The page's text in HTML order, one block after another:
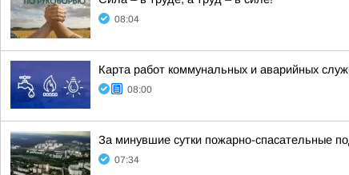
08:04
Карта работ коммунальных и аварийных
08:00
За минувшие сутки пожарно-спасательные
07:34